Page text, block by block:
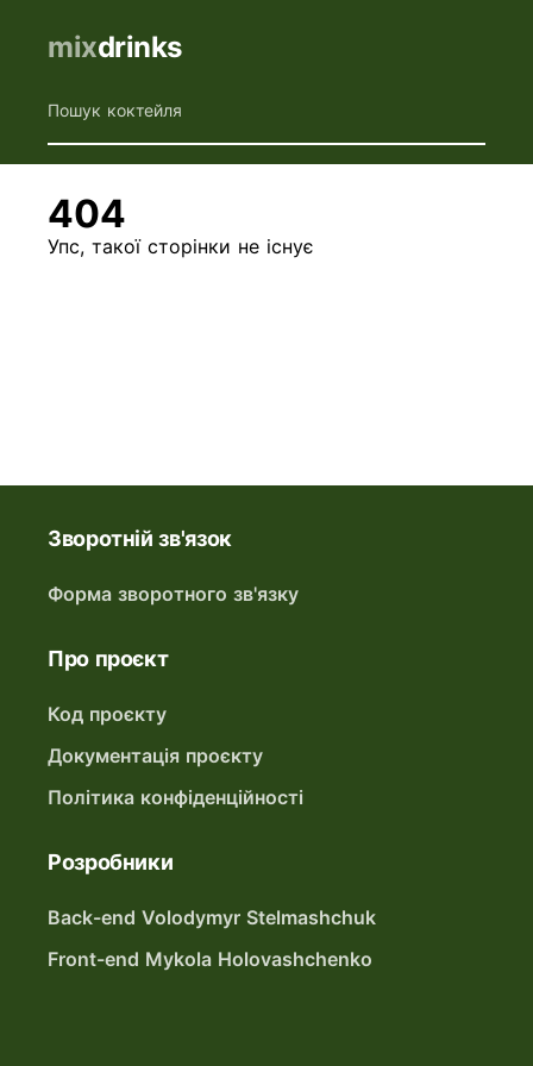
mixdrinks
Пошук коктейля
404
Упс, такої сторінки не існує
Зворотній зв'язок
Форма зворотного зв'язку
Про проєкт
Код проєкту
Документація проєкту
Політика конфіденційності
Розробники
Back-end Volodymyr Stelmashchuk
Front-end Mykola Holovashchenko